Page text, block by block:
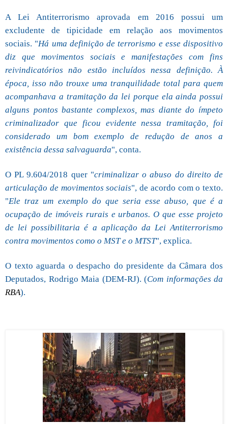
A Lei Antiterrorismo aprovada em 2016 possui um
excludente de tipicidade em relação aos movimentos
sociais. "Há uma definição de terrorismo e esse dispositivo
diz que movimentos sociais e manifestações com fins
reivindicatórios não estão incluídos nessa definição. À
época, isso não trouxe uma tranquilidade total para quem
acompanhava a tramitação da lei porque ela ainda possui
alguns pontos bastante complexos, mas diante do ímpeto
criminalizador que ficou evidente nessa tramitação, foi
considerado um bom exemplo de redução de anos a
existência dessa salvaguarda", conta.
O PL 9.604/2018 quer "criminalizar o abuso do direito de
articulação de movimentos sociais", de acordo com o texto.
"Ele traz um exemplo do que seria esse abuso, que é a
ocupação de imóveis rurais e urbanos. O que esse projeto
de lei possibilitaria é a aplicação da Lei Antiterrorismo
contra movimentos como o MST e o MTST", explica.
O texto aguarda o despacho do presidente da Câmara dos
Deputados, Rodrigo Maia (DEM-RJ). (Com informações da
RBA).